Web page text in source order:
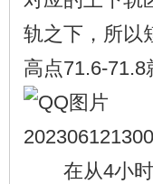
轨之下，所以
高点71.6-71.8
在从4小时